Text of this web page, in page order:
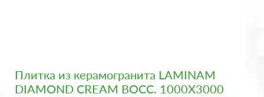
Плитка из керамогранита LAMINAM
DIAMOND CREAM BOCC. 1000X3000